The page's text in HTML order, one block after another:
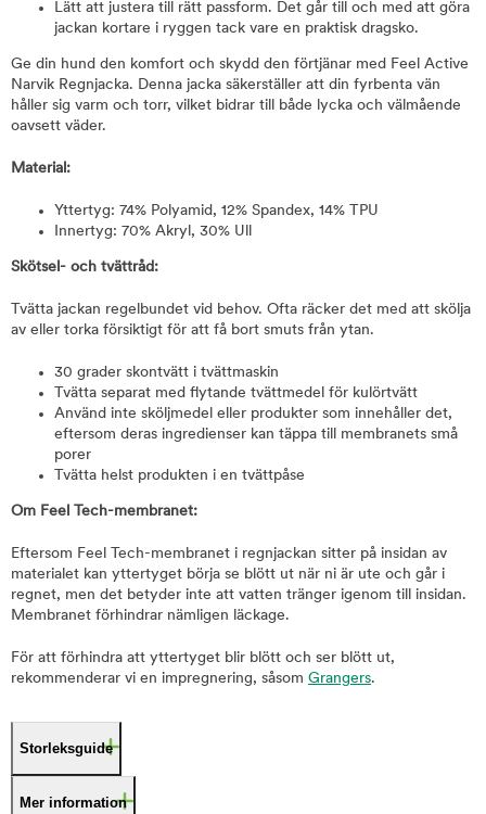
Lätt att justera till rätt passform. Det går till och med att göra
jackan kortare i ryggen tack vare en praktisk dragsko.
Ge din hund den komfort och skydd den förtjänar med Feel Active
Narvik Regnjacka. Denna jacka säkerställer att din fyrbenta vän
håller sig varm och torr, vilket bidrar till både lycka och välmående
oavsett väder.
Material:
Yttertyg: 74% Polyamid, 12% Spandex, 14% TPU
Innertyg: 70% Akryl, 30% Ull
Skötsel- och tvättråd:
Tvätta jackan regelbundet vid behov. Ofta räcker det med att skölja
av eller torka försiktigt för att få bort smuts från ytan.
30 grader skontvätt i tvättmaskin
Tvätta separat med flytande tvättmedel för kulörtvätt
Använd inte sköljmedel eller produkter som innehåller det,
eftersom deras ingredienser kan täppa till membranets små
porer
Tvätta helst produkten i en tvättpåse
Om Feel Tech-membranet:
Eftersom Feel Tech-membranet i regnjackan sitter på insidan av
materialet kan yttertyget börja se blött ut när ni är ute och går i
regnet, men det betyder inte att vatten tränger igenom till insidan.
Membranet förhindrar nämligen läckage.
För att förhindra att yttertyget blir blött och ser blött ut,
rekommenderar vi en impregnering, såsom Grangers.
Storleksguide
Mer information